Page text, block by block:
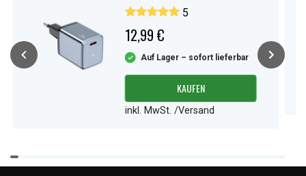
5
12,99 €
Auf Lager – sofort lieferbar
KAUFEN
inkl. MwSt. /Versand
Item
1